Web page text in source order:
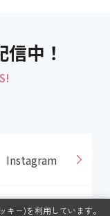
中！
Instagram
LINE
キー)を利用しています。